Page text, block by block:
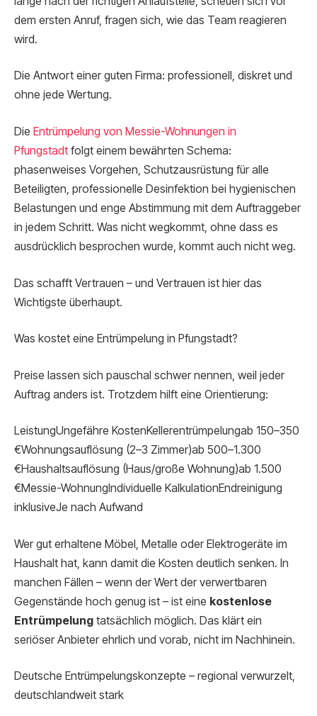
dem ersten Anruf, fragen sich, wie das Team reagieren
wird.
Die Antwort einer guten Firma: professionell, diskret und
ohne jede Wertung.
Die Entrümpelung von Messie-Wohnungen in
Pfungstadt folgt einem bewährten Schema:
phasenweises Vorgehen, Schutzausrüstung für alle
Beteiligten, professionelle Desinfektion bei hygienischen
Belastungen und enge Abstimmung mit dem Auftraggeber
in jedem Schritt. Was nicht wegkommt, ohne dass es
ausdrücklich besprochen wurde, kommt auch nicht weg.
Das schafft Vertrauen – und Vertrauen ist hier das
Wichtigste überhaupt.
Was kostet eine Entrümpelung in Pfungstadt?
Preise lassen sich pauschal schwer nennen, weil jeder
Auftrag anders ist. Trotzdem hilft eine Orientierung:
LeistungUngefähre KostenKellerentrümpelungab 150–350
€Wohnungsauflösung (2–3 Zimmer)ab 500–1.300
€Haushaltsauflösung (Haus/große Wohnung)ab 1.500
€Messie-WohnungIndividuelle KalkulationEndreinigung
inklusiveJe nach Aufwand
Wer gut erhaltene Möbel, Metalle oder Elektrogeräte im
Haushalt hat, kann damit die Kosten deutlich senken. In
manchen Fällen – wenn der Wert der verwertbaren
Gegenstände hoch genug ist – ist eine kostenlose
Entrümpelung tatsächlich möglich. Das klärt ein
seriöser Anbieter ehrlich und vorab, nicht im Nachhinein.
Deutsche Entrümpelungskonzepte – regional verwurzelt,
deutschlandweit stark